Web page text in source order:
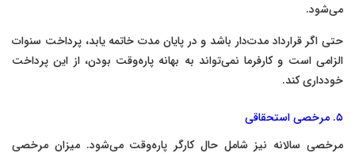
می‌شود.
حتی اگر قرارداد مدت‌دار باشد و در پایان مدت خاتمه یابد، پرداخت سنوات
الزامی است و کارفرما نمی‌تواند به بهانه پاره‌وقت بودن، از این پرداخت
خودداری کند.
۵. مرخصی استحقاقی
مرخصی سالانه نیز شامل حال کارگر پاره‌وقت می‌شود. میزان مرخصی